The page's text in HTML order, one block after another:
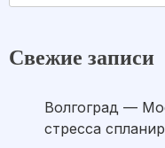
Свежие записи
Волгоград —
стресса